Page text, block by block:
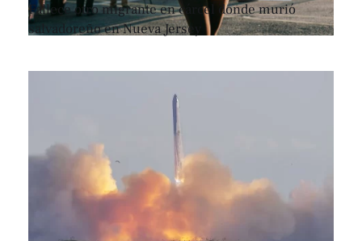
Fallece otro migrante en cárcel donde murió
salvadoreño en Nueva Jersey